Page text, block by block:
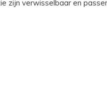
zijn verwisselbaar en